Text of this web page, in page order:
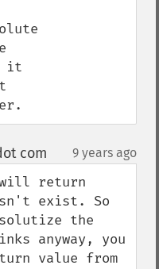
it
com 9 years ago
return
exist. So
the
anyway, you
value from